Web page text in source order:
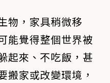
物，家具稍微移
能覺得整個世界被
起來、不吃飯，甚
搬家或改變環境，